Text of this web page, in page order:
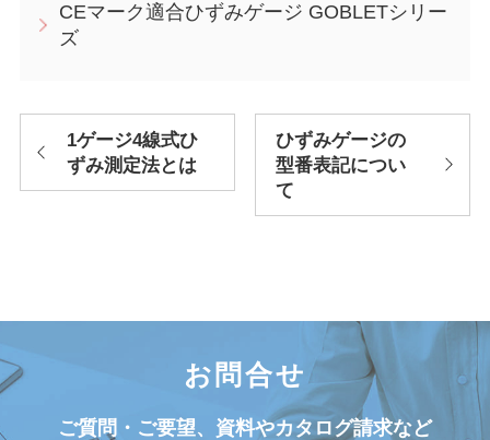
CEマーク適合ひずみゲージ GOBLETシリー
ズ
1ゲージ4線式ひ
ずみ測定法とは
ひずみゲージの
型番表記につい
て
お問合せ
ご質問・ご要望、資料やカタログ請求など